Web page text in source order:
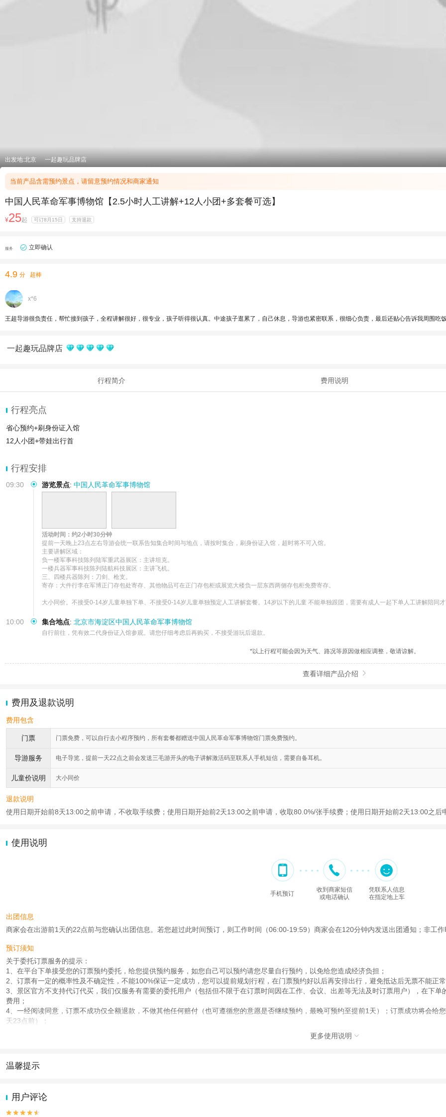
出发地:北京 一起趣玩品牌店
当前产品含需预约景点，请留意预约情况和商家通知
中国人民革命军事博物馆【2.5小时人工讲解+12人小团+多套餐可选】
¥25起 可订8月15日 支持退款
服务 立即确认
4.9 分 超棒
x*6
王超导游很负责任，帮忙接到孩子，全程讲解很好，很专业，孩子听得很认真。中途孩子逛累了，自己休息，导游也紧密联系，很细心负责，最后还贴心告诉我周围吃
一起趣玩品牌店
行程简介 费用说明
行程亮点
省心预约+刷身份证入馆
12人小团+带娃出行首
行程安排
09:30 游览景点: 中国人民革命军事博物馆
活动时间：约2小时30分钟
提前一天晚上23点左右导游会统一联系告知集合时间与地点，请按时集合，刷身份证入馆，超时将不可入馆。
主要讲解区域：
负一楼军事科技陈列陆军重武器展区：主讲坦克。
一楼兵器军事科技陈列陆航科技展区：主讲飞机。
三、四楼兵器陈列：刀剑、枪支。
寄存：大件行李在军博正门存包处寄存、其他物品可在正门存包柜或展览大楼负一层东西两侧存包柜免费寄存。
大小同价。不接受0-14岁儿童单独下单、不接受0-14岁儿童单独预定人工讲解套餐。14岁以下的儿童 不能单独跟团，需要有成人一起下单人工讲解陪同
10:00 集合地点: 北京市海淀区中国人民革命军事博物馆
自行前往，凭有效二代身份证入馆参观。请您仔细考虑后再购买，不接受游玩后退款。
*以上行程可能会因为天气、路况等原因做相应调整，敬请谅解。
查看详细产品介绍 
费用及退款说明
费用包含
门票 门票免费，可以自行去小程序预约，所有套餐都赠送中国人民革命军事博物馆门票免费预约。
导游服务 电子导览，提前一天22点之前会发送三毛游开头的电子讲解激活码至联系人手机短信，需要自备耳机。
儿童价说明 大小同价
退款说明
使用日期开始前8天13:00之前申请，不收取手续费；使用日期开始前2天13:00之前申请，收取80.0%/张手续费；使用日期开始前2天13:00之后
使用说明
手机预订
收到商家短信
或电话确认
凭联系人信息
在指定地上车
出团信息
商家会在出游前1天的22点前与您确认出团信息。若您超过此时间预订，则工作时间（06:00-19:59）商家会在120分钟内发送出团通知；非工
预订须知
关于委托订票服务的提示：
1、在平台下单接受您的订票预约委托，给您提供预约服务，如您自己可以预约请您尽量自行预约，以免给您造成经济负担；
2、订票有一定的概率性及不确定性，不能100%保证一定成功，您可以提前规划行程，在门票预约好以后再安排出行，避免抵达后无票不能正
3、景区官方不支持代订代买，我们仅服务有需要的委托用户（包括但不限于在订票时间因在工作、会议、出差等无法及时订票用户），在下
费用；
4、一经阅读同意，订票不成功仅全额退款，不做其他任何赔付（也可遵循您的意愿是否继续预约，最晚可预约至提前1天）；订票成功将会给
天23点前）；
6、 本产品为含自助语音导览，在您下单后平台会立即发送下单成功短信，此短信为在去哪儿网平台下单成功并非门票预约成功，具体出票是
8、 门票预约成功后会发送语音讲解短信，按预约时间段自行参观，无需集合。
9、 感应式语音导览为手机 app 讲解，需要自行准备耳机
1、凭身份证入园，未携带身份证造成无法入园自行承担损失。
2、请按预约时间段入园，错过时间段不可入园，造成损失敬请自理，感谢您的理解。
更多使用说明 
温馨提示
2.为普及旅游安全知识及旅游文明公约，使您的旅程顺利圆满完成，特制定
用户评论

